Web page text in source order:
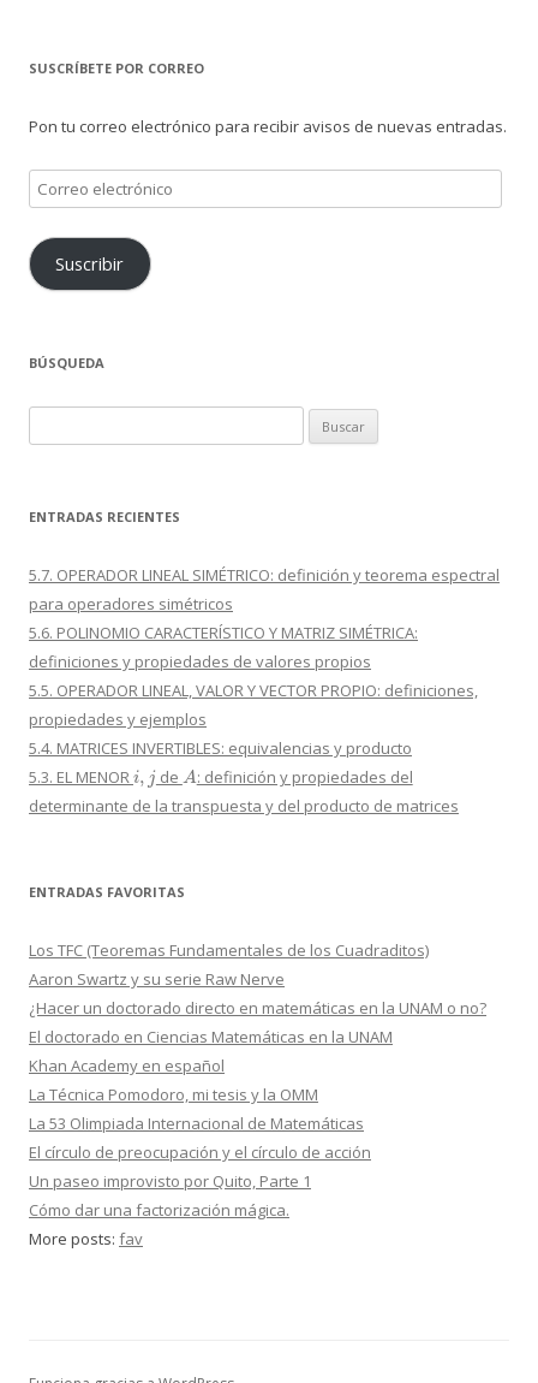
SUSCRÍBETE POR CORREO
Pon tu correo electrónico para recibir avisos de nuevas entradas.
Correo
electrónico
Suscribir
BÚSQUEDA
ENTRADAS RECIENTES
5.7. OPERADOR LINEAL SIMÉTRICO: definición y teorema espectral
para operadores simétricos
5.6. POLINOMIO CARACTERÍSTICO Y MATRIZ SIMÉTRICA:
definiciones y propiedades de valores propios
5.5. OPERADOR LINEAL, VALOR Y VECTOR PROPIO: definiciones,
propiedades y ejemplos
5.4. MATRICES INVERTIBLES: equivalencias y producto
5.3. EL MENORi,j de A: definición y propiedades del
determinante de la transpuesta y del producto de matrices
ENTRADAS FAVORITAS
Los TFC (Teoremas Fundamentales de los Cuadraditos)
Aaron Swartz y su serie Raw Nerve
¿Hacer un doctorado directo en matemáticas en la UNAM o no?
El doctorado en Ciencias Matemáticas en la UNAM
Khan Academy en español
La Técnica Pomodoro, mi tesis y la OMM
La 53 Olimpiada Internacional de Matemáticas
El círculo de preocupación y el círculo de acción
Un paseo improvisto por Quito, Parte 1
Cómo dar una factorización mágica.
More posts: fav